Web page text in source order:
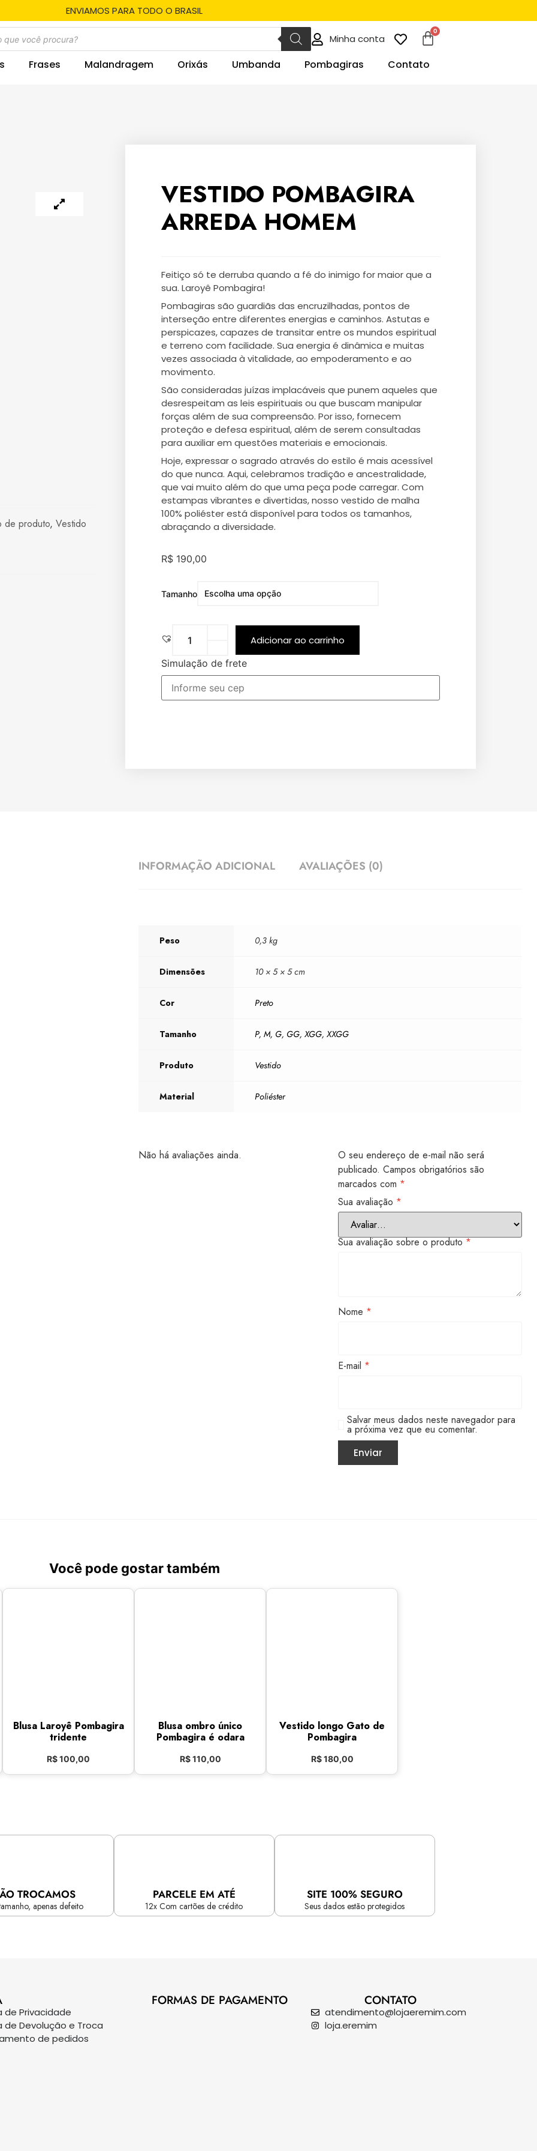
ENVIAMOS PARA TODO O BRASIL
Minha conta
Frases Malandragem Orixás Umbanda Pombagiras Contato
de produto, Vestido
VESTIDO POMBAGIRA
ARREDA HOMEM
Feitiço só te derruba quando a fé do inimigo for maior que a
sua. Laroyê Pombagira!
Pombagiras são guardiãs das encruzilhadas, pontos de
interseção entre diferentes energias e caminhos. Astutas e
perspicazes, capazes de transitar entre os mundos espiritual
e terreno com facilidade. Sua energia é dinâmica e muitas
vezes associada à vitalidade, ao empoderamento e ao
movimento.
São consideradas juízas implacáveis que punem aqueles que
desrespeitam as leis espirituais ou que buscam manipular
forças além de sua compreensão. Por isso, fornecem
proteção e defesa espiritual, além de serem consultadas
para auxiliar em questões materiais e emocionais.
Hoje, expressar o sagrado através do estilo é mais acessível
do que nunca. Aqui, celebramos tradição e ancestralidade,
que vai muito além do que uma peça pode carregar. Com
estampas vibrantes e divertidas, nosso vestido de malha
100% poliéster está disponível para todos os tamanhos,
abraçando a diversidade.
R$ 190,00
Tamanho
Adicionar ao carrinho
Simulação de frete
INFORMAÇÃO ADICIONAL AVALIAÇÕES (0)
Peso 0,3 kg
Dimensões 10 × 5 × 5 cm
Cor Preto
Tamanho P,M, G, GG,XGG,XXGG
Produto Vestido
Material Poliéster
Não há avaliações ainda.
O seu endereço de e-mail não será
publicado. Campos obrigatórios são
marcados com *
Sua avaliação *
Sua avaliação sobre o produto*
Nome *
E-mail *
Salvar meus dados neste navegador para
a próxima vez que eu comentar.
Você pode gostar também
Blusa Laroyê Pombagira
tridente
R$100,00
Blusa ombro único
Pombagira é odara
R$110,00
Vestido longo Gato de
Pombagira
R$180,00
TROCAMOS
apenas defeito
PARCELE EM ATÉ
12x Com cartões de crédito
SITE 100% SEGURO
Seus dados estão protegidos
de Privacidade
de Devolução e Troca
de pedidos
FORMAS DE PAGAMENTO CONTATO
atendimento@lojaeremim.com
loja.eremim